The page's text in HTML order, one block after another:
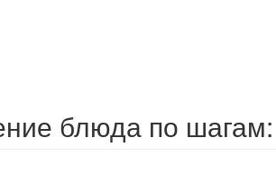
блюда по шагам: